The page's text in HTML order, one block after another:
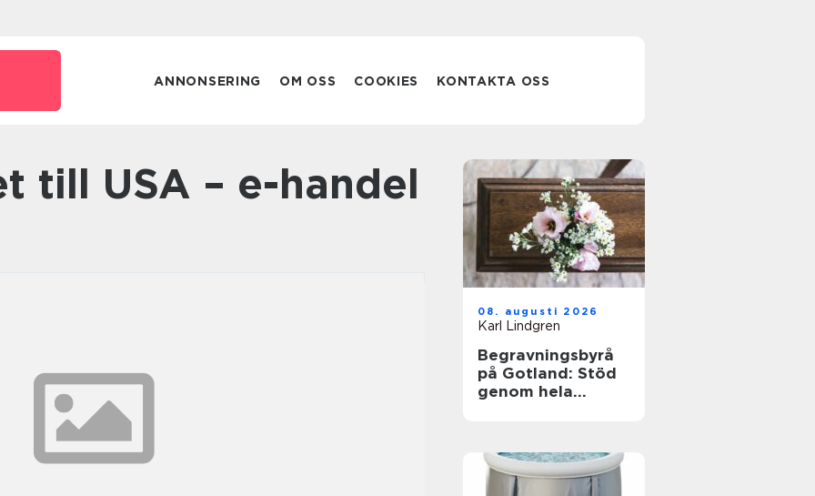
ANNONSERING OM OSS COOKIES KONTAKTA OSS
till USA – e-handel
08. augusti 2026
Karl Lindgren
Begravningsbyrå
på Gotland: Stöd
genom hela